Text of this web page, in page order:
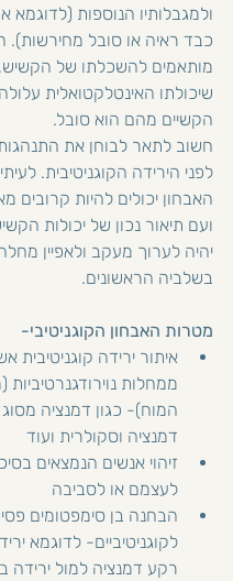
ולמגבלותיו הנוספות (לדוגמא
כבד ראיה או סובל מחירשות).
מותאמים להשכלתו של
שיכולתו האינטלקטואלית
הקשיים מהם הוא סובל.
חשוב לתאר לבוחן את
לפני הירידה הקוגניטיבית.
האבחון יכולים להיות קרובים
ועם תיאור נכון של יכולות
יהיה לערוך מעקב ולאפיין
בשלביה הראשונים.
מטרות האבחון הקוגניטיבי-
איתור ירידה קוגניטיבית
ממחלות
המוח)- כגון דמנציה
דמנציה וסקולרית ועוד
זיהוי אנשים הנמצאים
לעצמם או לסביבה
הבחנה בן סימפטומים
לקוגניטיביים- לדוגמא
רקע דמנציה למול ירידה